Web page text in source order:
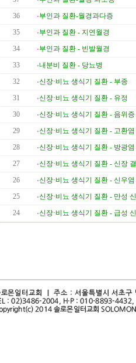
36
부인과 질환-월경과다증
35
부인과 질환 - 지연월경
34
부인과 질환 - 빈발월경
33
내분비 질환 - 당뇨병
32
신장·비뇨 생식기 질환 - 부종
31
신장·비뇨 생식기 질환 - 유정
30
신장·비뇨 생식기 질환 - 음위증
29
신장·비뇨 생식기 질환 - 고환염
28
신장·비뇨 생식기 질환 - 방광염
27
신장·비뇨 생식기 질환 - 신장
26
신장·비뇨 생식기 질환 - 신우염
25
신장·비뇨 생식기 질환 - 만성
24
신장·비뇨 생식기 질환 - 급성